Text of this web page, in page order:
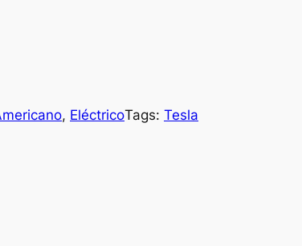
, EléctricoTags: Tesla